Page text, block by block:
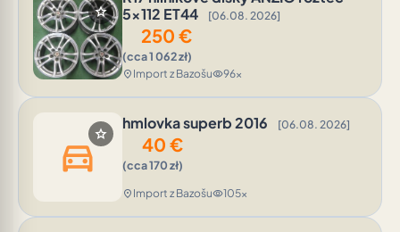
star
5x112 ET44
[06.08. 2026]
250 €
(cca 1 062 zł)
location_on Import z Bazošuvisibility96x
star
directions_car
hmlovka superb 2016 [06.08. 2026]
40 €
(cca 170 zł)
location_on Import z Bazošuvisibility105x